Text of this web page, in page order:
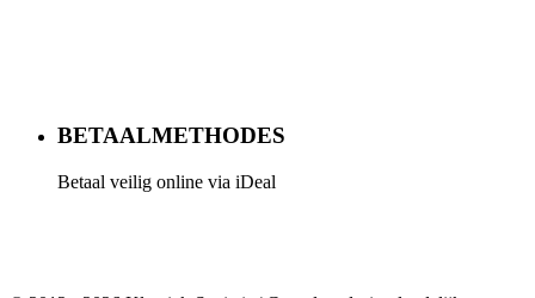
BETAALMETHODES
Betaal veilig online via iDeal